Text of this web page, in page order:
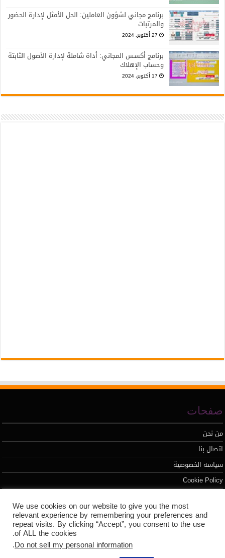
برنامج مجاني لشؤون العاملين: الحل الأمثل لإدارة الحضور
والمرتبات
27 أكتوبر، 2024
برنامج أكسس المجاني: أداة شاملة لإدارة الأصول الثابتة
وحساب الإهلاك
17 أكتوبر، 2024
صفحات
من نحن
اتصال بنا
سياسه الخصوصية
Cookie Policy
تطوير محمد السيد
We use cookies on our website to give you the most
relevant experience by remembering your preferences and
repeat visits. By clicking “Accept”, you consent to the use
of ALL the cookies.
Do not sell my personal information
.